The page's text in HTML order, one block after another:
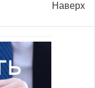
Наверх